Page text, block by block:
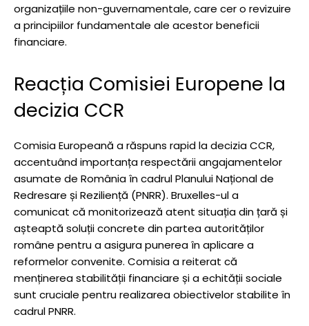
organizațiile non-guvernamentale, care cer o revizuire
a principiilor fundamentale ale acestor beneficii
financiare.
Reacția Comisiei Europene la
decizia CCR
Comisia Europeană a răspuns rapid la decizia CCR,
accentuând importanța respectării angajamentelor
asumate de România în cadrul Planului Național de
Redresare și Reziliență (PNRR). Bruxelles-ul a
comunicat că monitorizează atent situația din țară și
așteaptă soluții concrete din partea autorităților
române pentru a asigura punerea în aplicare a
reformelor convenite. Comisia a reiterat că
menținerea stabilității financiare și a echității sociale
sunt cruciale pentru realizarea obiectivelor stabilite în
cadrul PNRR.